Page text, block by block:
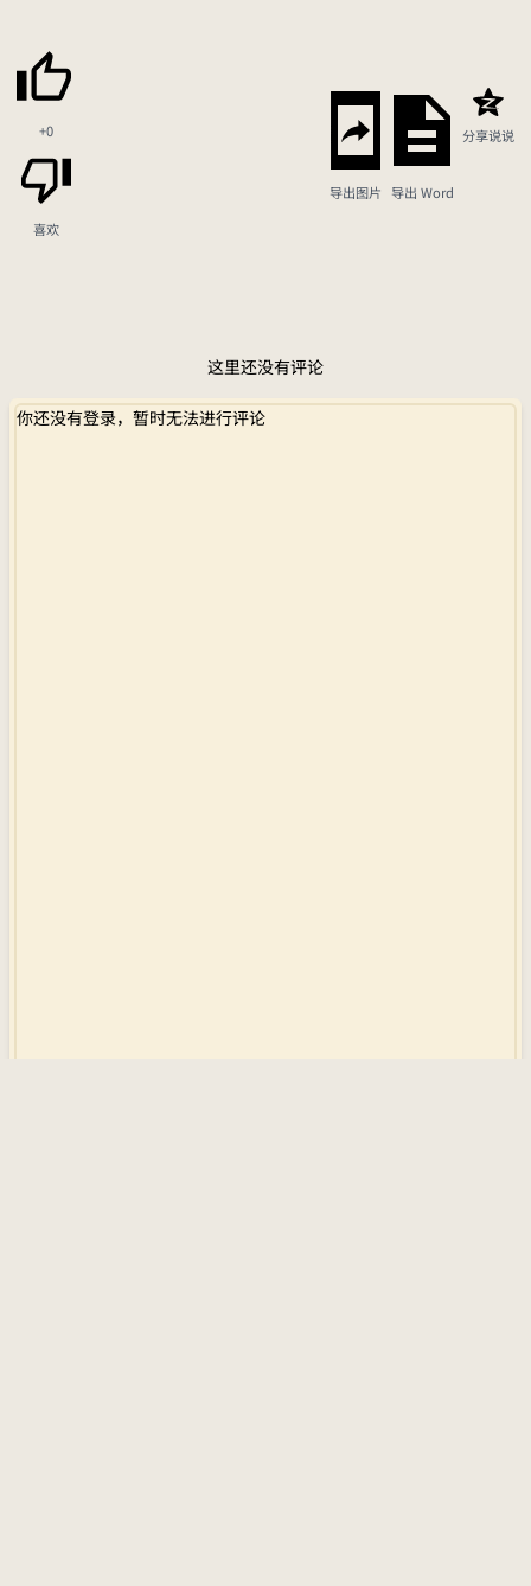
+0
喜欢
导出图片 导出 Word
分享说说
这里还没有评论
你还没有登录，暂时无法进行评论